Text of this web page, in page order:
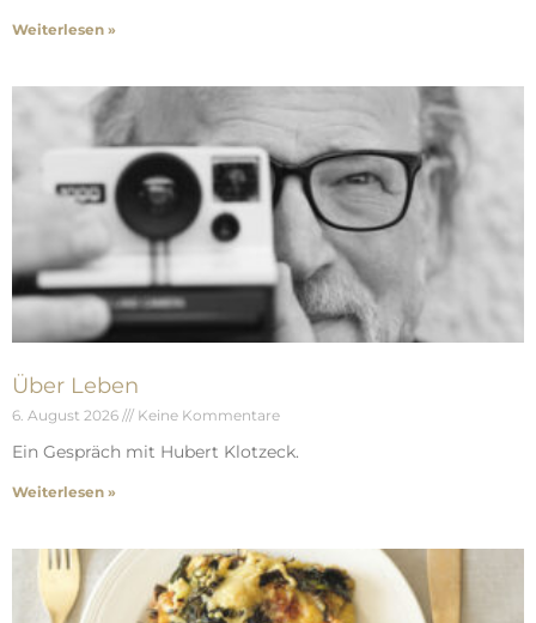
Weiterlesen »
Über Leben
6. August 2026 Keine Kommentare
Ein Gespräch mit Hubert Klotzeck.
Weiterlesen »